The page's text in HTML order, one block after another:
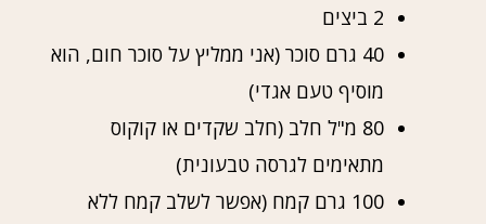
2 ביצים
40 גרם סוכר (אני ממליץ על סוכר חום, הוא
מוסיף טעם אגדי)
80 מ"ל חלב (חלב שקדים או קוקוס
מתאימים לגרסה טבעונית)
100 גרם קמח (אפשר לשלב קמח ללא